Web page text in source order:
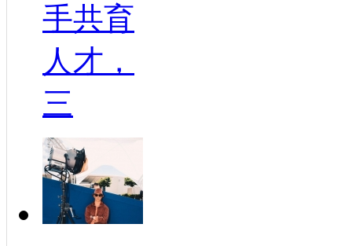
手共育
人才，
三